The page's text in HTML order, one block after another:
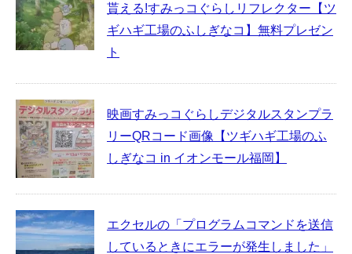
貰える!すみっコぐらしリフレクター【ツ
ギハギ工場のふしぎなコ】無料プレゼン
ト
映画すみっコぐらしデジタルスタンプラ
リーQRコード画像【ツギハギ工場のふ
しぎなコ in イオンモール福岡】
エクセルの「プログラムコマンドを送信
しているときにエラーが発生しました」